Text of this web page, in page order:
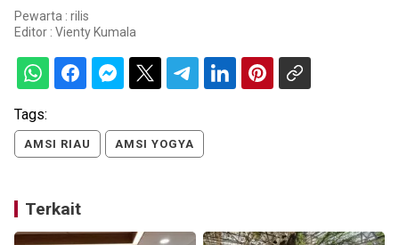
Pewarta : rilis
Editor : Vienty Kumala
Tags:
AMSI RIAU AMSI YOGYA
Terkait